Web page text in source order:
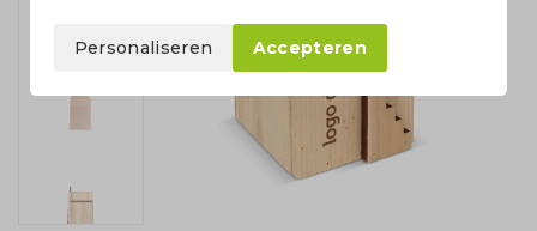
Personaliseren Accepteren